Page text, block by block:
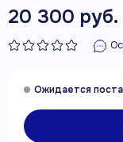
20 300 руб.